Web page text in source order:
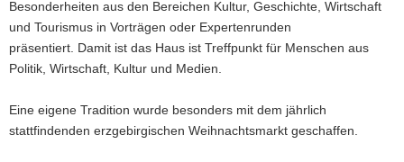
Besonderheiten aus den Bereichen Kultur, Geschichte, Wirtschaft
und Tourismus in Vorträgen oder Expertenrunden
präsentiert. Damit ist das Haus ist Treffpunkt für Menschen aus
Politik, Wirtschaft, Kultur und Medien.
Eine eigene Tradition wurde besonders mit dem jährlich
stattfindenden erzgebirgischen Weihnachtsmarkt geschaffen.